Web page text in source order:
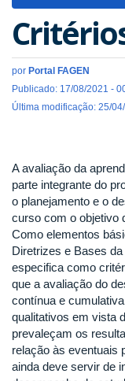
por Portal FAGEN
Publicado: 17/08/2021 -
Última modificação: 25/
A avaliação da
parte integrante do
o planejamento e o
curso com o objetivo
Como elementos
Diretrizes e Bases
especifica como
que a avaliação do
contínua e
qualitativos em vista
prevaleçam os
relação às eventuais
ainda deve servir de